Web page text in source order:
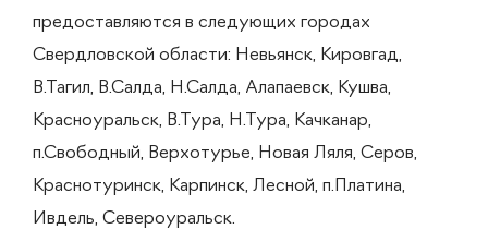
предоставляются в следующих городах
Свердловской области: Невьянск, Кировгад,
В.Тагил, В.Салда, Н.Салда, Алапаевск, Кушва,
Красноуральск, В.Тура, Н.Тура, Качканар,
п.Свободный, Верхотурье, Новая Ляля, Серов,
Краснотуринск, Карпинск, Лесной, п.Платина,
Ивдель, Североуральск.